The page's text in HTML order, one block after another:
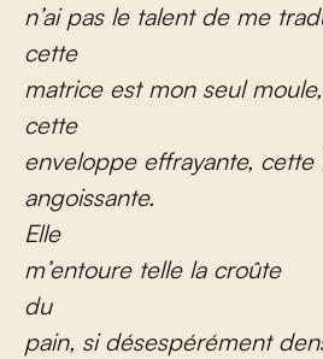
n’ai pas le talent de me
cette
matrice est mon seul moule,
cette
enveloppe effrayante, cette
angoissante.
Elle
m’entoure telle la croûte
du
pain, si désespérément